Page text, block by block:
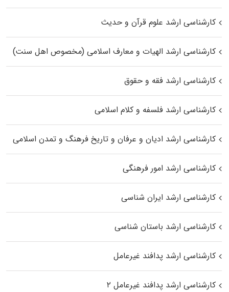
کارشناسی ارشد علوم قرآن و حدیث
کارشناسی ارشد الهیات و معارف اسلامی (مخصوص اهل سنت)
کارشناسی ارشد فقه و حقوق
کارشناسی ارشد فلسفه و کلام اسلامی
کارشناسی ارشد ادیان و عرفان و تاریخ فرهنگ و تمدن اسلامی
کارشناسی ارشد امور فرهنگی
کارشناسی ارشد ایران شناسی
کارشناسی ارشد باستان شناسی
کارشناسی ارشد پدافند غیرعامل
کارشناسی ارشد پدافند غیرعامل ۲